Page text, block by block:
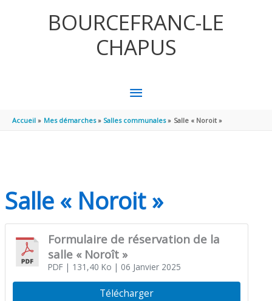
BOURCEFRANC-LE
CHAPUS
MENU
PRINCIPAL
Accueil Mes démarches Salles communales Salle « Noroit »
Salle « Noroit »
Formulaire de réservation de la
salle « Noroît »
PDF| 131,40 Ko | 06 Janvier 2025
Télécharger